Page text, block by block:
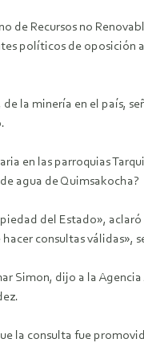
de Recursos no
políticos de
la minería en el país,
en las parroquias
agua de Quimsakocha?
del Estado»,
consultas válidas»,
Simon, dijo a la
la consulta fue